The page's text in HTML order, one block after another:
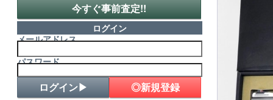
今すぐ事前査定!!
ログイン
メールアドレス
パスワード
◎新規登録